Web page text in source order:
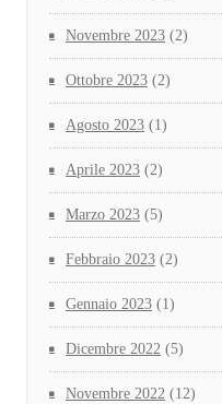
Novembre 2023 (2)
Ottobre 2023 (2)
Agosto 2023 (1)
Aprile 2023 (2)
Marzo 2023 (5)
Febbraio 2023 (2)
Gennaio 2023 (1)
Dicembre 2022 (5)
Novembre 2022 (12)